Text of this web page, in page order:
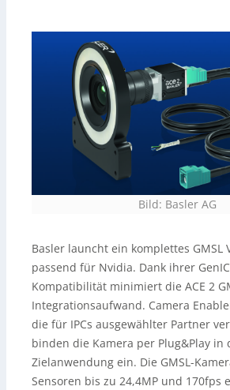
darauf hingewiesen, dass die
Bild: Basler AG
Basler launcht ein komplettes GMSL
passend für Nvidia. Dank ihrer
Kompatibilität minimiert die ACE 2
Integrationsaufwand. Camera
die für IPCs ausgewählter Partner
binden die Kamera per Plug&Play in
Zielanwendung ein. Die GMSL-
Sensoren bis zu 24,4MP und 170fps